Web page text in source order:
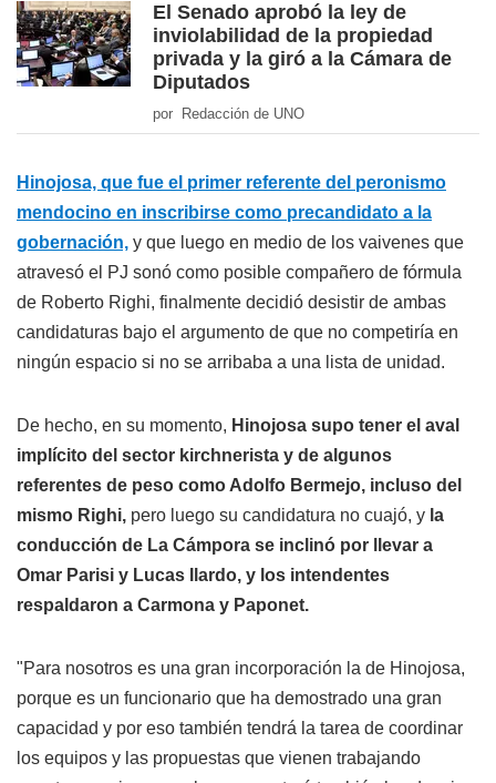
El Senado aprobó la ley de
inviolabilidad de la propiedad
privada y la giró a la Cámara de
Diputados
por Redacción de UNO
Hinojosa, que fue el primer referente del peronismo
mendocino en inscribirse como precandidato a la
gobernación, y que luego en medio de los vaivenes que
atravesó el PJ sonó como posible compañero de fórmula
de Roberto Righi, finalmente decidió desistir de ambas
candidaturas bajo el argumento de que no competiría en
ningún espacio si no se arribaba a una lista de unidad.
De hecho, en su momento, Hinojosa supo tener el aval
implícito del sector kirchnerista y de algunos
referentes de peso como Adolfo Bermejo, incluso del
mismo Righi, pero luego su candidatura no cuajó, y la
conducción de La Cámpora se inclinó por llevar a
Omar Parisi y Lucas Ilardo, y los intendentes
respaldaron a Carmona y Paponet.
"Para nosotros es una gran incorporación la de Hinojosa,
porque es un funcionario que ha demostrado una gran
capacidad y por eso también tendrá la tarea de coordinar
los equipos y las propuestas que vienen trabajando